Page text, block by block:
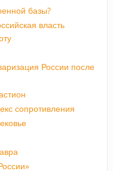
базы?
власть
России после
сопротивления